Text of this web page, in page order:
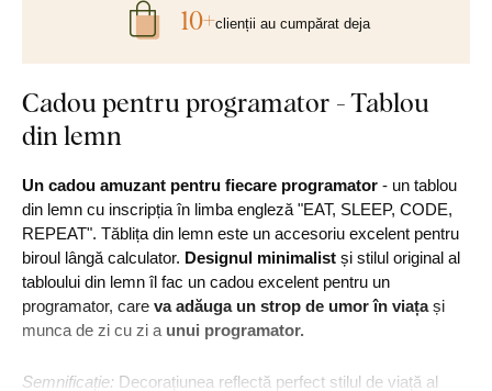
Cadou pentru programator - Tablou
din lemn
Un cadou amuzant pentru fiecare programator - un tablou
din lemn cu inscripția în limba engleză "EAT, SLEEP, CODE,
REPEAT". Tăblița din lemn este un accesoriu excelent pentru
biroul lângă calculator. Designul minimalist și stilul original al
tabloului din lemn îl fac un cadou excelent pentru un
programator, care va adăuga un strop de umor în viațași
munca de zi cu zi a unui programator.
Semnificație: Decorațiunea reflectă perfect stilul de viață al
10+clienții au cumpărat deja